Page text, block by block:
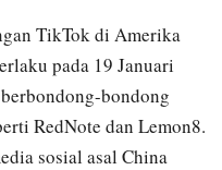
TikTok di Amerika
pada 19 Januari
bondong
RedNote dan Lemon8.
sosial asal China